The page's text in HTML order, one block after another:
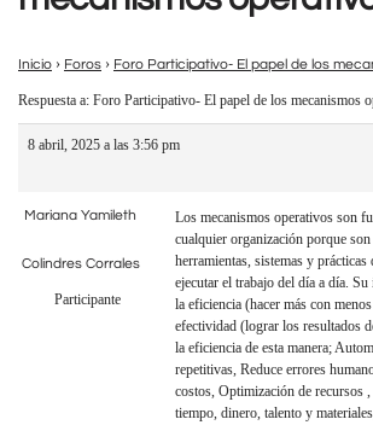
Inicio › Foros › Foro Participativo- El papel de los
Respuesta a: Foro Participativo- El papel de los mecanismos
8 abril, 2025 a las 3:56 pm
Mariana Yamileth
Colindres Corrales
Participante
Los mecanismos operativos son
cualquier organización porque
herramientas, sistemas y prácticas
ejecutar el trabajo del día a día.
la eficiencia (hacer más con
efectividad (lograr los resultados
la eficiencia de esta manera;
repetitivas, Reduce errores
costos, Optimización de recursos
tiempo, dinero, talento y